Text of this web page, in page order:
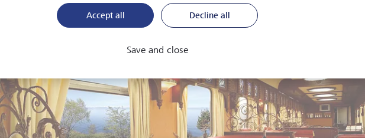
Accept all Decline all
Save and close